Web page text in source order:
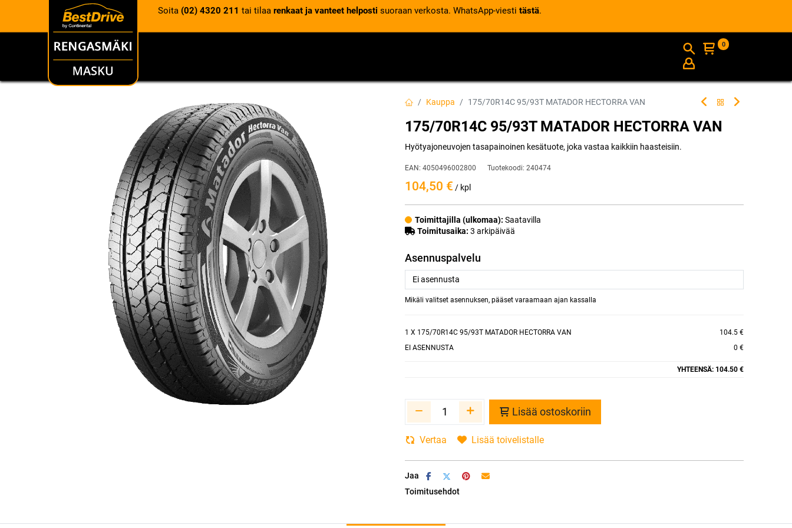
Soita (02) 4320 211 tai tilaa renkaat ja vanteet helposti suoraan verkosta. WhatsApp-viesti tästä.
RENKAAT INFO
0
Kauppa 175/70R14C 95/93T MATADOR HECTORRA VAN
175/70R14C 95/93T MATADOR HECTORRA VAN
Hyötyajoneuvojen tasapainoinen kesätuote, joka vastaa kaikkiin haasteisiin.
EAN: 4050496002800 Tuotekoodi: 240474
104,50 € / kpl
Toimittajilla (ulkomaa): Saatavilla
Toimitusaika: 3 arkipäivää
Asennuspalvelu
Mikäli valitset asennuksen, pääset varaamaan ajan kassalla
1 X 175/70R14C 95/93T MATADOR HECTORRA VAN
104.5 €
EI ASENNUSTA
0 €
YHTEENSÄ: 104.50 €
Lisää ostoskoriin
Vertaa Lisää toivelistalle
Jaa
Toimitusehdot